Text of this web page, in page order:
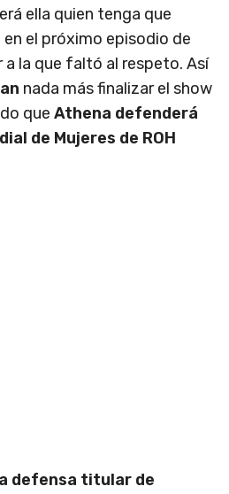
ella quien tenga que
el próximo episodio de
a la que faltó al respeto. Así
nada más finalizar el show
que Athena defenderá
de Mujeres de ROH
defensa titular de